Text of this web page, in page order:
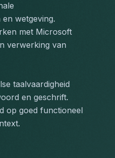
wetgeving.
met Microsoft
verwerking van
taalvaardigheid
en geschrift.
op goed functioneel